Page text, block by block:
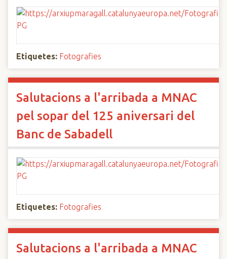
Etiquetes: Fotografies
Salutacions a l'arribada a MNAC
pel sopar del 125 aniversari del
Banc de Sabadell
Etiquetes: Fotografies
Salutacions a l'arribada a MNAC